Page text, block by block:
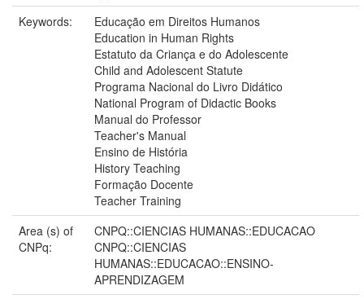
Keywords:
Educação em Direitos Humanos
Education in Human Rights
Estatuto da Criança e do Adolescente
Child and Adolescent Statute
Programa Nacional do Livro Didático
National Program of Didactic Books
Manual do Professor
Teacher's Manual
Ensino de História
History Teaching
Formação Docente
Teacher Training
Area (s) of
CNPq:
CNPQ::CIENCIAS HUMANAS::EDUCACAO
CNPQ::CIENCIAS
HUMANAS::EDUCACAO::ENSINO-
APRENDIZAGEM